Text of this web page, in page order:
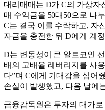
대리매매는 D가 C의 가상자
매 수익금을 50대50으로 나
C는 결국 이를 수락하고, 자
자금을 충전한 뒤 D에게 계
D는 변동성이 큰 알트코인
배의 고배율 레버리지를 사
다”며 C에게 기대감을 심어
손실이 발생했고, 다음 날에
금융감독원은 투자의 대가